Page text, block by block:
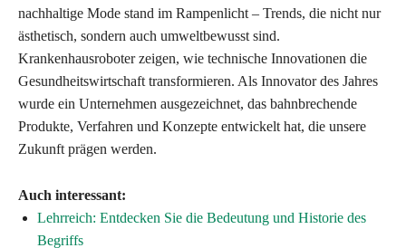
nachhaltige Mode stand im Rampenlicht – Trends, die nicht nur
ästhetisch, sondern auch umweltbewusst sind.
Krankenhausroboter zeigen, wie technische Innovationen die
Gesundheitswirtschaft transformieren. Als Innovator des Jahres
wurde ein Unternehmen ausgezeichnet, das bahnbrechende
Produkte, Verfahren und Konzepte entwickelt hat, die unsere
Zukunft prägen werden.
Auch interessant:
Lehrreich: Entdecken Sie die Bedeutung und Historie des
Begriffs